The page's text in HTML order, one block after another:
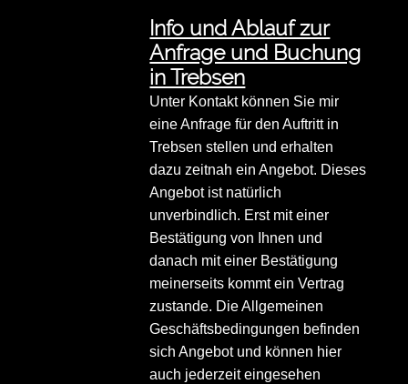
Info und Ablauf zur
Anfrage und Buchung
in Trebsen
Unter Kontakt können Sie mir
eine Anfrage für den Auftritt in
Trebsen stellen und erhalten
dazu zeitnah ein Angebot. Dieses
Angebot ist natürlich
unverbindlich. Erst mit einer
Bestätigung von Ihnen und
danach mit einer Bestätigung
meinerseits kommt ein Vertrag
zustande. Die Allgemeinen
Geschäftsbedingungen befinden
sich Angebot und können hier
auch jederzeit eingesehen